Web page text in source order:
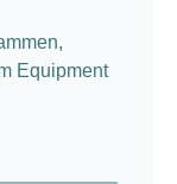
Equipment